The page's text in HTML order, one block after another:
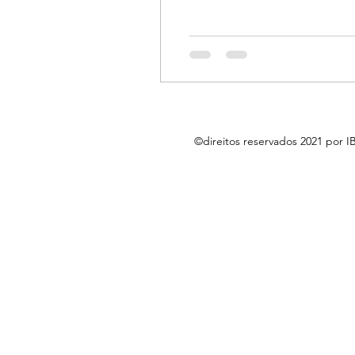
©direitos reservados 2021 por